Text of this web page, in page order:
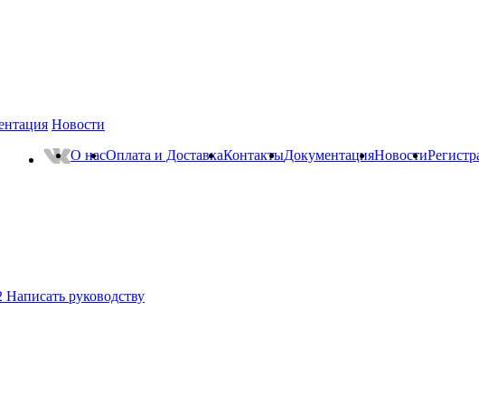
Новости
О насОплата и ДоставкаКонтактыДокументацияНовости
Написать руководству